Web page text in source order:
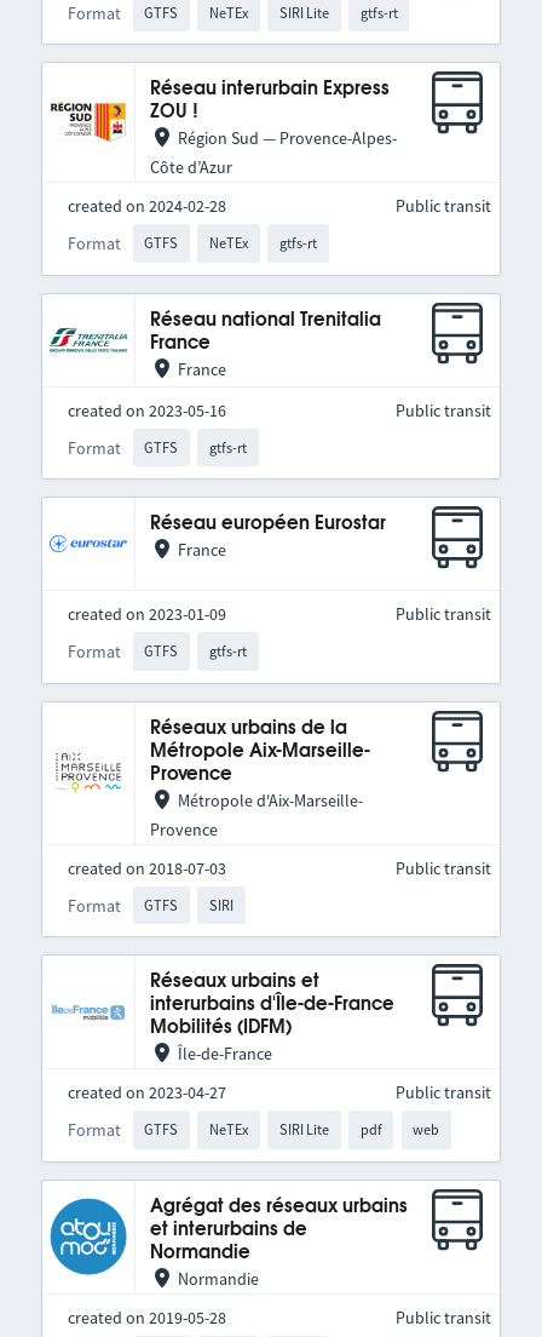
Format
GTFS NeTEx SIRI Lite gtfs-rt
Réseau interurbain Express
ZOU !
Région Sud — Provence-Alpes-
Côte d’Azur
created on 2024-02-28
Format
GTFS NeTEx gtfs-rt
Public transit
Réseau national Trenitalia
France
France
created on 2023-05-16
Format
GTFS gtfs-rt
Public transit
Réseau européen Eurostar
France
created on 2023-01-09
Format
GTFS gtfs-rt
Public transit
Réseaux urbains de la
Métropole Aix-Marseille-
Provence
Métropole d'Aix-Marseille-
Provence
created on 2018-07-03
Format
GTFS SIRI
Public transit
Réseaux urbains et
interurbains d'Île-de-France
Mobilités (IDFM)
Île-de-France
created on 2023-04-27
Format
GTFS NeTEx SIRI Lite pdf web
Public transit
Agrégat des réseaux urbains
et interurbains de
Normandie
Normandie
created on 2019-05-28
Public transit